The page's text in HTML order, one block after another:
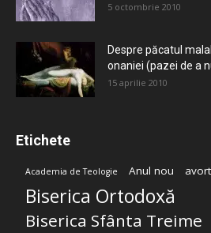
5 octombrie 2010
Despre păcatul
onaniei (pazei de a
15 aprilie 2010
Etichete
Academia de Teologie Anul nou avort
Biserica Ortodoxă
Biserica Sfânta Treime